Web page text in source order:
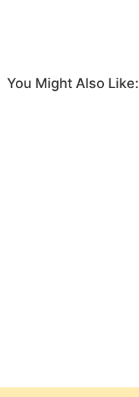
You Might Also Like: